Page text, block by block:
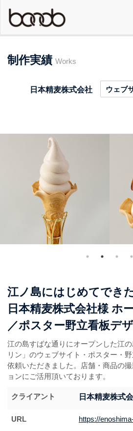
制作実績 Works
日本精麦株式会社 ウェブ
江ノ島にはじめてでき
日本精麦株式会社様 ホ
／ポスター野立看板デ
江の島すばな通りにオープンした江
リン」のウェブサイト・ポスター・
依頼いただきました。店舗・商品の
ョンにご活用頂いております。
クライアント 日本精麦株式
URL https://